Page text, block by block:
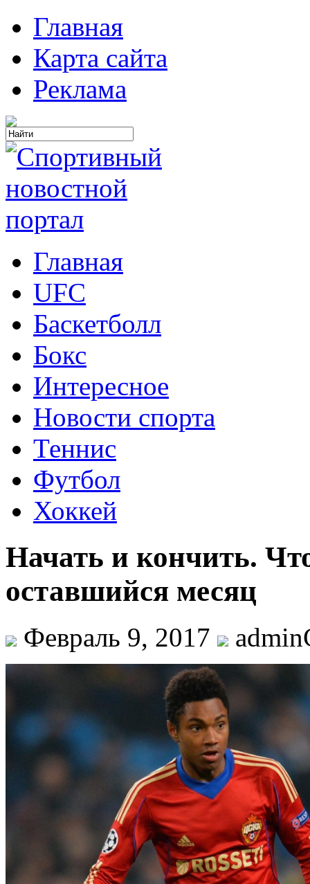
Главная
Карта сайта
Реклама
Главная
UFC
Баскетболл
Бокс
Интересное
Новости спорта
Теннис
Футбол
Хоккей
Начать и кончить.
оставшийся месяц
Февраль 9, 2017